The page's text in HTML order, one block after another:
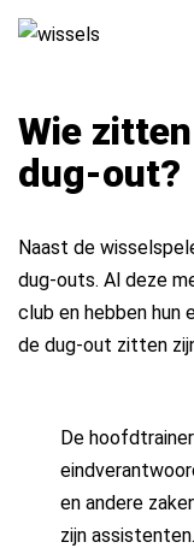
Wie
dug-out?
Naast de
dug-outs. Al deze
club en hebben hun
de dug-out zitten
De
en andere
zijn assistenten.